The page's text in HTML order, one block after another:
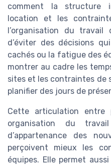
comment la structure
location et les
l’organisation du travail
d’éviter des décisions
cachés ou la fatigue des
montrer au cadre les
sites et les contraintes de
planifier des jours de
Cette articulation entre
organisation du
d’appartenance des
perçoivent mieux les
équipes. Elle permet